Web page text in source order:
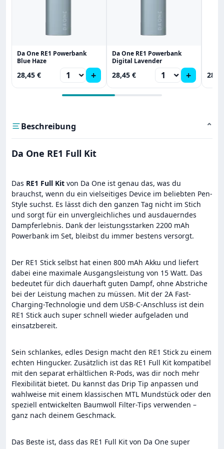
Da One RE1 Powerbank
Blue Haze
28,45 € +
Da One RE1 Powerbank
Digital Lavender
28,45 € +
Beschreibung ⌄
Da One RE1 Full Kit
Das RE1 Full Kit von Da One ist genau das, was du
brauchst, wenn du ein vielseitiges Device im beliebten Pen-
Style suchst. Es lässt dich den ganzen Tag nicht im Stich
und sorgt für ein unvergleichliches und ausdauerndes
Dampferlebnis. Dank der leistungsstarken 2200 mAh
Powerbank im Set, bleibst du immer bestens versorgt.
Der RE1 Stick selbst hat einen 800 mAh Akku und liefert
dabei eine maximale Ausgangsleistung von 15 Watt. Das
bedeutet für dich dauerhaft guten Dampf, ohne Abstriche
bei der Leistung machen zu müssen. Mit der 2A Fast-
Charging-Technologie und dem USB-C-Anschluss ist dein
RE1 Stick auch super schnell wieder aufgeladen und
einsatzbereit.
Sein schlankes, edles Design macht den RE1 Stick zu einem
echten Hingucker. Zusätzlich ist das RE1 Full Kit kompatibel
mit den separat erhältlichen R-Pods, was dir noch mehr
Flexibilität bietet. Du kannst das Drip Tip anpassen und
wahlweise mit einem klassischen MTL Mundstück oder den
speziell entwickelten Baumwoll Filter-Tips verwenden –
ganz nach deinem Geschmack.
Das Beste ist, dass das RE1 Full Kit von Da One super